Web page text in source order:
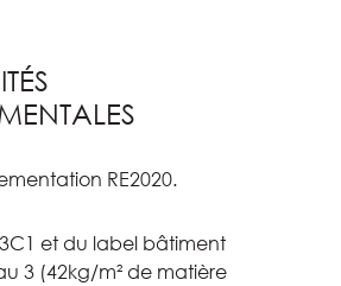
RE2020.
et du label bâtiment
3 (42kg/m² de matière